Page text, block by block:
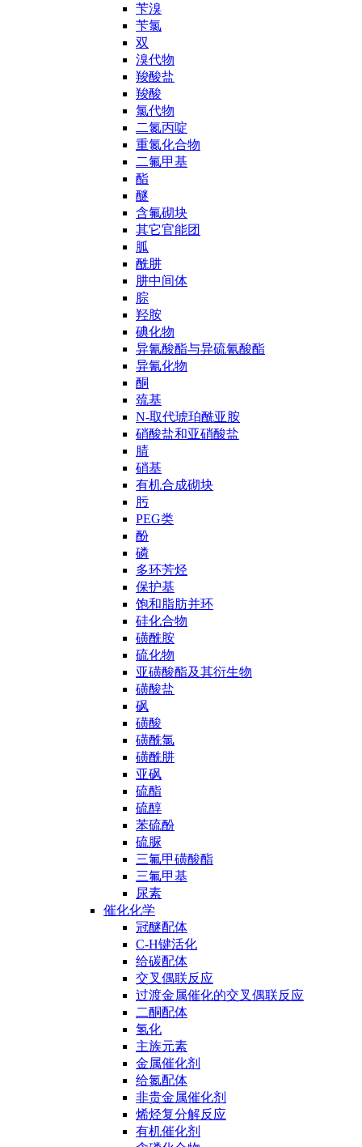
苄溴
苄氯
双
溴代物
羧酸盐
羧酸
氯代物
二氮丙啶
重氮化合物
二氟甲基
酯
醚
含氟砌块
其它官能团
胍
酰肼
肼中间体
腙
羟胺
碘化物
异氰酸酯与异硫氰酸酯
异氰化物
酮
巯基
N-取代琥珀酰亚胺
硝酸盐和亚硝酸盐
腈
硝基
有机合成砌块
肟
PEG类
酚
磷
多环芳烃
保护基
饱和脂肪并环
硅化合物
磺酰胺
硫化物
亚磺酸酯及其衍生物
磺酸盐
砜
磺酸
磺酰氯
磺酰肼
亚砜
硫酯
硫醇
苯硫酚
硫脲
三氟甲磺酸酯
三氟甲基
尿素
催化化学
冠醚配体
C-H键活化
给碳配体
交叉偶联反应
过渡金属催化的交叉偶联反应
二酮配体
氢化
主族元素
金属催化剂
给氮配体
非贵金属催化剂
烯烃复分解反应
有机催化剂